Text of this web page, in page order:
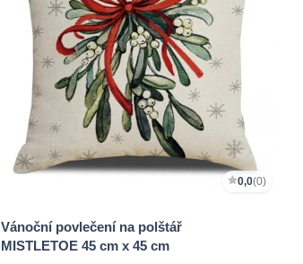
0,0(0)
Vánoční povlečení na polštář
MISTLETOE 45 cm x 45 cm